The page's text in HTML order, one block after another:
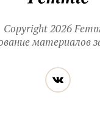
Copyright 2026
материалов
Читайте
нас
в